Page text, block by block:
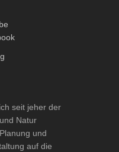
seit jeher der
Natur
und
auf die